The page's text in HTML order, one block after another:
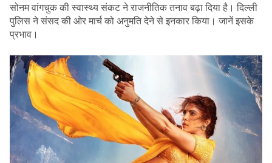
सोनम वांगचुक की स्वास्थ्य संकट ने राजनीतिक तनाव बढ़ा दिया है। दिल्ली
पुलिस ने संसद की ओर मार्च को अनुमति देने से इनकार किया। जानें इसके
प्रभाव।